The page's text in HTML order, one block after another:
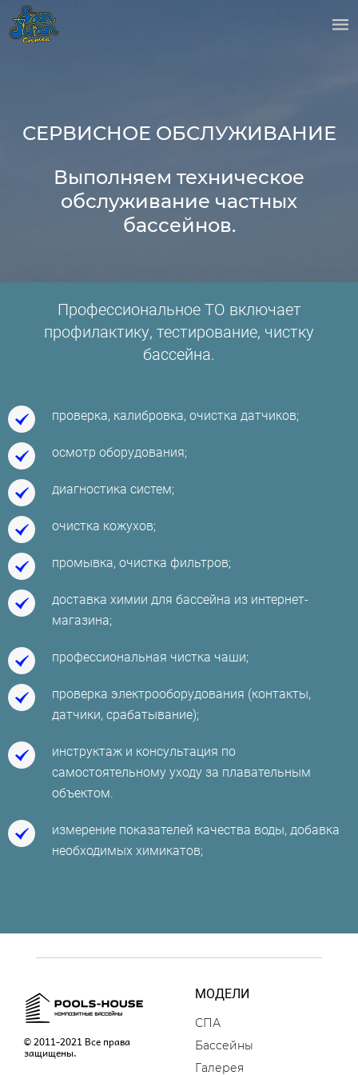
СЕРВИСНОЕ ОБСЛУЖИВАНИЕ
Выполняем техническое
обслуживание частных
бассейнов.
Профессиональное ТО включает
профилактику, тестирование, чистку
бассейна.
проверка, калибровка, очистка датчиков;
осмотр оборудования;
диагностика систем;
очистка кожухов;
промывка, очистка фильтров;
доставка химии для бассейна из интернет-
магазина;
профессиональная чистка чаши;
проверка электрооборудования (контакты,
датчики, срабатывание);
инструктаж и консультация по
самостоятельному уходу за плавательным
объектом.
измерение показателей качества воды, добавка
необходимых химикатов;
© 2011-2021 Все права
защищены.
МОДЕЛИ
СПА
Бассейны
Галерея